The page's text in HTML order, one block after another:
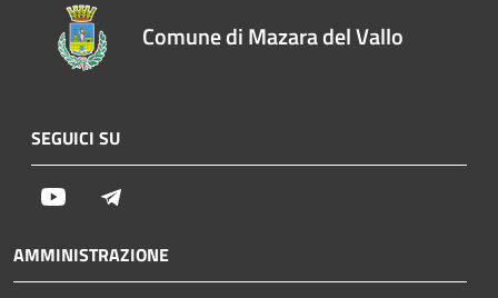
Comune di Mazara del Vallo
SEGUICI SU
Youtube
AMMINISTRAZIONE